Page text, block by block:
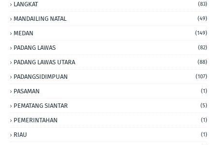
LANGKAT (83)
MANDAILING NATAL (49)
MEDAN (149)
PADANG LAWAS (82)
PADANG LAWAS UTARA (88)
PADANGSIDIMPUAN (107)
PASAMAN (1)
PEMATANG SIANTAR (5)
PEMERINTAHAN (1)
RIAU (1)